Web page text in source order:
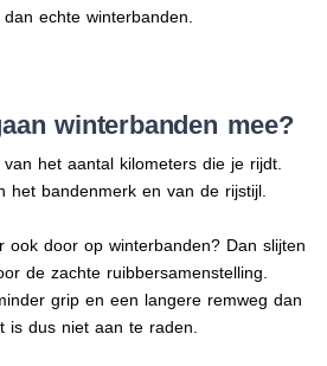
echte winterbanden.
winterbanden mee?
het aantal kilometers die je rijdt.
het bandenmerk en van de rijstijl.
ook door op winterbanden? Dan slijten
de zachte ruibbersamenstelling.
grip en een langere remweg dan
is dus niet aan te raden.